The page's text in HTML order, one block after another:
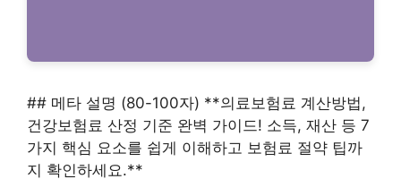
## 메타 설명 (80-100자) **의료보험료 계산방법,
건강보험료 산정 기준 완벽 가이드! 소득, 재산 등 7
가지 핵심 요소를 쉽게 이해하고 보험료 절약 팁까
지 확인하세요.**